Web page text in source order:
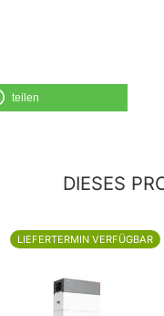
teilen
DIESES
LIEFERTERMIN VERFÜGBAR